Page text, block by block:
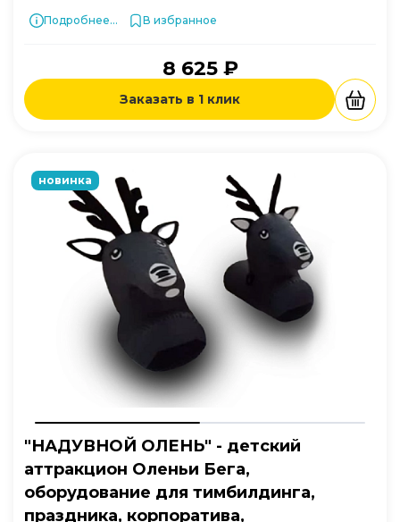
Подробнее... В избранное
8 625 ₽
Заказать в 1 клик
новинка
"НАДУВНОЙ ОЛЕНЬ" - детский
аттракцион Оленьи Бега,
оборудование для тимбилдинга,
праздника, корпоратива,